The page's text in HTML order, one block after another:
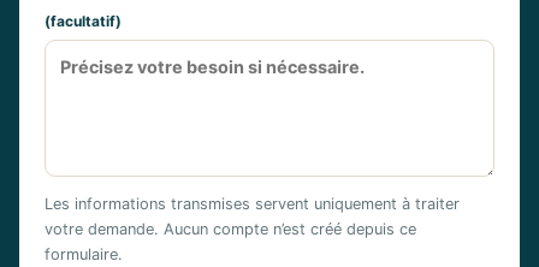
(facultatif)
Les informations transmises servent uniquement à traiter
votre demande. Aucun compte n’est créé depuis ce
formulaire.